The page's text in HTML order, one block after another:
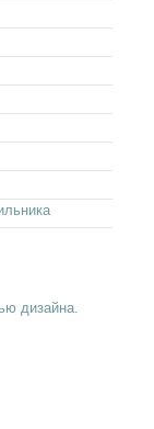
дизайна.